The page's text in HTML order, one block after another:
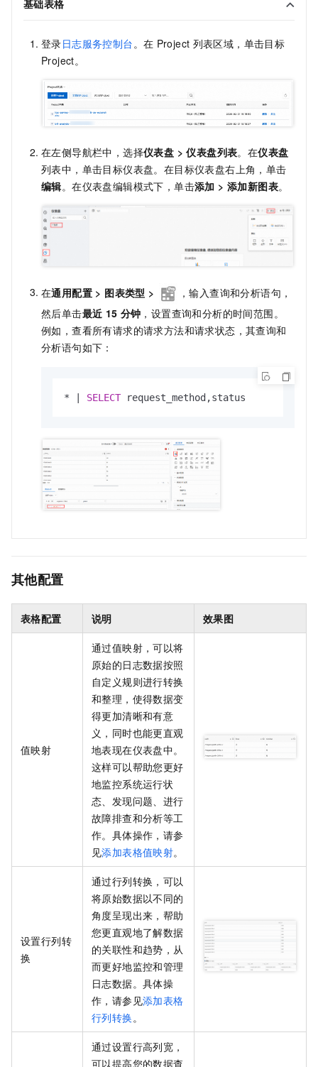
基础表格
登录日志服务控制台 。在 Project 列表区域，单击目标
Project。
在左侧导航栏中，选择仪表盘 >仪表盘列表。在仪表盘
列表中，单击目标仪表盘。在目标仪表盘右上角，单击
编辑。在仪表盘编辑模式下，单击添加 >添加新图表。
在通用配置 > 图表类型 > ，输入查询和分析语句，
然后单击最近 15 分钟 ，设置查询和分析的时间范围。
例如，查看所有请求的请求方法和请求状态，其查询和
分析语句如下：
* | SELECT request_method,status
其他配置
表格配置 说明 效果图
值映射
通过值映射，可以将
原始的日志数据按照
自定义规则进行转换
和整理，使得数据变
得更加清晰和有意
义，同时也能更直观
地表现在仪表盘中。
这样可以帮助您更好
地监控系统运行状
态、发现问题、进行
故障排查和分析等工
作。具体操作，请参
见添加表格值映射。
设置行列转
换
通过行列转换，可以
将原始数据以不同的
角度呈现出来，帮助
您更直观地了解数据
的关联性和趋势，从
而更好地监控和管理
日志数据。具体操
作，请参见添加表格
行列转换。
通过设置行高列宽，
可以提高您的数据查